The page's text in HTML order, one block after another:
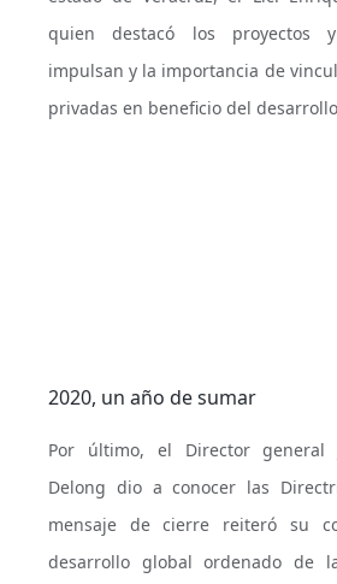
quien destacó los proyectos
impulsan y la importancia de
privadas en beneficio del
2020, un año de sumar
Por último, el Director general
Delong dio a conocer las
mensaje de cierre reiteró su
desarrollo global ordenado de